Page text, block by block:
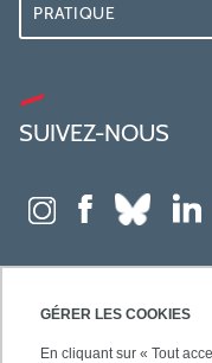
GÉRER LES COOKIES
En cliquant sur « Tout
PRATIQUE
SUIVEZ-NOUS